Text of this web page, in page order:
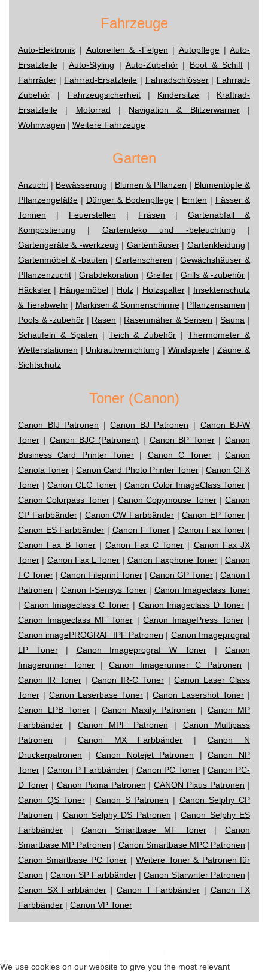
Fahrzeuge
Auto-Elektronik | Autoreifen & -Felgen | Autopflege| Auto-
Ersatzteile | Auto-Styling | Auto-Zubehör| Boot & Schiff |
Fahrräder | Fahrrad-Ersatzteile | Fahradschlösser| Fahrrad-
Zubehör | Fahrzeugsicherheit| Kindersitze | Kraftrad-
Ersatzteile | Motorrad | Navigation & Blitzerwarner|
Wohnwagen | Weitere Fahrzeuge
Garten
Anzucht | Bewässerung | Blumen & Pflanzen | Blumentöpfe &
Pflanzengefäße | Dünger & Bodenpflege | Ernten | Fässer &
Tonnen | Feuerstellen | Fräsen |Gartenabfall &
Kompostierung | Gartendeko und -beleuchtung |
Gartengeräte & -werkzeug | Gartenhäuser| Gartenkleidung |
Gartenmöbel & -bauten |Gartenscheren |Gewächshäuser &
Pflanzenzucht |Grabdekoration | Greifer|Grills & -zubehör |
Häcksler | Hängemöbel| Holz | Holzspalter| Insektenschutz
& Tierabwehr | Markisen & Sonnenschirme | Pflanzensamen |
Pools & -zubehör | Rasen | Rasenmäher & Sensen |Sauna |
Schaufeln & Spaten | Teich & Zubehör |Thermometer &
Wetterstationen | Unkrautvernichtung | Windspiele|Zäune &
Sichtschutz
Toner (Canon)
Canon BIJ Patronen |Canon BJ Patronen | Canon BJ-W
Toner |Canon BJC (Patronen) | Canon BP Toner|Canon
Business Card Printer Toner | Canon C Toner |Canon
Canola Toner |Canon Card Photo Printer Toner| Canon CFX
Toner |Canon CLC Toner|Canon Color ImageClass Toner |
Canon Colorpass Toner| Canon Copymouse Toner| Canon
CP Farbbänder| Canon CW Farbbänder |Canon EP Toner |
Canon ES Farbbänder | Canon F Toner | Canon Fax Toner |
Canon Fax B Toner|Canon Fax C Toner | Canon Fax JX
Toner | Canon Fax L Toner | Canon Faxphone Toner |Canon
FC Toner | Canon Fileprint Toner | Canon GP Toner | Canon I
Patronen | Canon I-Sensys Toner|Canon Imageclass Toner
| Canon Imageclass C Toner | Canon Imageclass D Toner |
Canon Imageclass MF Toner|Canon ImagePress Toner |
Canon imagePROGRAF IPF Patronen | Canon Imageprograf
LP Toner| Canon Imageprograf W Toner | Canon
Imagerunner Toner | Canon Imagerunner C Patronen |
Canon IR Toner|Canon IR-C Toner|Canon Laser Class
Toner | Canon Laserbase Toner | Canon Lasershot Toner |
Canon LPB Toner | Canon Maxify Patronen | Canon MP
Farbbänder | Canon MPF Patronen | Canon Multipass
Patronen | Canon MX Farbbänder |Canon N
Druckerpatronen |Canon Notejet Patronen |Canon NP
Toner |Canon P Farbbänder| Canon PC Toner |Canon PC-
D Toner| Canon Pixma Patronen |CANON Pixus Patronen |
Canon QS Toner| Canon S Patronen |Canon Selphy CP
Patronen | Canon Selphy DS Patronen |Canon Selphy ES
Farbbänder |Canon Smartbase MF Toner|Canon
Smartbase MP Patronen | Canon Smartbase MPC Patronen |
Canon Smartbase PC Toner |Weitere Toner & Patronen für
Canon |Canon SP Farbbänder|Canon Starwriter Patronen |
Canon SX Farbbänder |Canon T Farbbänder | Canon TX
Farbbänder | Canon VP Toner
We use cookies on our website to give you the most relevant